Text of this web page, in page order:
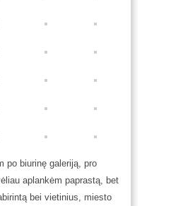
po biurinę galeriją, pro
aplankėm paprastą, bet
bei vietinius, miesto